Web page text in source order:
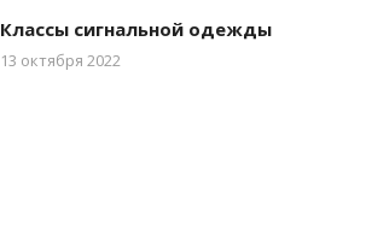
Классы сигнальной одежды
13 октября 2022